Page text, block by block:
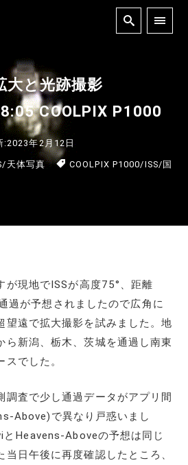
と光跡撮影
COOLPIX P1000
:2023年2月12日
/ 天体写真 COOLPIX P1000/ISS/ 国
が現地でISSが高度75°、距離
過が予想されましたので広角に
望遠で拡大撮影を試みました。地
ら新潟、栃木、茨城を通過し南東
でした。
調査で少し通過データがアプリ間
Above)で異なり戸惑いまし
Heavens-Aboveの予想は同じ
日午後に再度確認したところ、